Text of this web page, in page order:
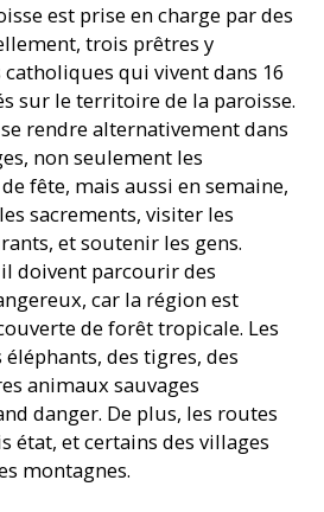
est prise en charge par des
trois prêtres y
qui vivent dans 16
sur le territoire de la paroisse.
rendre alternativement dans
non seulement les
fête, mais aussi en semaine,
sacrements, visiter les
et soutenir les gens.
doivent parcourir des
car la région est
de forêt tropicale. Les
des tigres, des
animaux sauvages
danger. De plus, les routes
état, et certains des villages
montagnes.